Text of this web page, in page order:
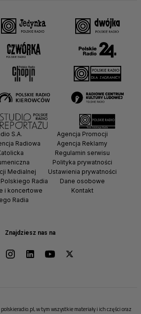
Znajdziesz nas na
S.A.
Radiowa
Medialnej
Radia
i koncertowe
Radia
Agencja Promocji
Agencja Reklamy
Regulamin serwisu
Polityka prywatności
Ustawienia prywatności
Dane osobowe
Kontakt
w tym wszystkie materiały i ich części oraz